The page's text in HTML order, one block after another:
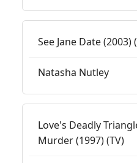
See Jane Date (2003)
Natasha Nutley
Love's Deadly
Murder (1997) (TV)